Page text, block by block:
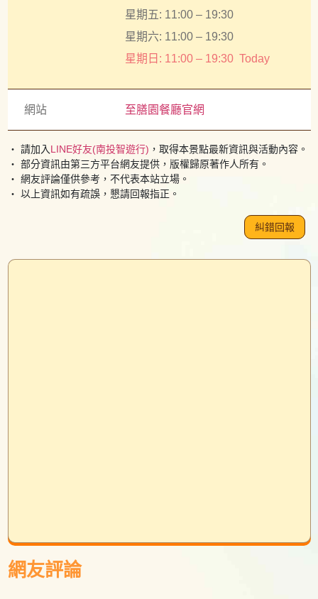
星期五: 11:00 – 19:30
星期六: 11:00 – 19:30
星期日: 11:00 – 19:30 Today
網站 至膳園餐廳官網
・ 請加入LINE好友(南投智遊行) ，取得本景點最新資訊與活動內容。
・ 部分資訊由第三方平台網友提供，版權歸原著作人所有。
・ 網友評論僅供參考，不代表本站立場。
・ 以上資訊如有疏誤，懇請回報指正。
糾錯回報
網友評論